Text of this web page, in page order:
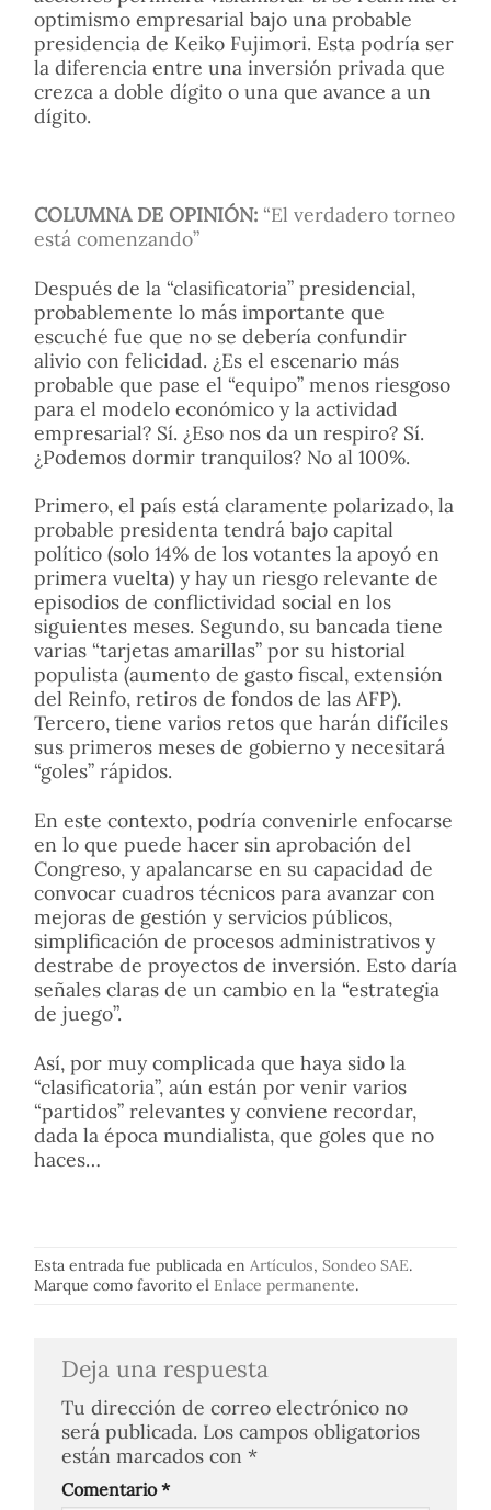
optimismo empresarial bajo una probable
presidencia de Keiko Fujimori. Esta podría ser
la diferencia entre una inversión privada que
crezca a doble dígito o una que avance a un
dígito.
COLUMNA DE OPINIÓN: “El verdadero torneo
está comenzando”
Después de la “clasificatoria” presidencial,
probablemente lo más importante que
escuché fue que no se debería confundir
alivio con felicidad. ¿Es el escenario más
probable que pase el “equipo” menos riesgoso
para el modelo económico y la actividad
empresarial? Sí. ¿Eso nos da un respiro? Sí.
¿Podemos dormir tranquilos? No al 100%.
Primero, el país está claramente polarizado, la
probable presidenta tendrá bajo capital
político (solo 14% de los votantes la apoyó en
primera vuelta) y hay un riesgo relevante de
episodios de conflictividad social en los
siguientes meses. Segundo, su bancada tiene
varias “tarjetas amarillas” por su historial
populista (aumento de gasto fiscal, extensión
del Reinfo, retiros de fondos de las AFP).
Tercero, tiene varios retos que harán difíciles
sus primeros meses de gobierno y necesitará
“goles” rápidos.
En este contexto, podría convenirle enfocarse
en lo que puede hacer sin aprobación del
Congreso, y apalancarse en su capacidad de
convocar cuadros técnicos para avanzar con
mejoras de gestión y servicios públicos,
simplificación de procesos administrativos y
destrabe de proyectos de inversión. Esto daría
señales claras de un cambio en la “estrategia
de juego”.
Así, por muy complicada que haya sido la
“clasificatoria”, aún están por venir varios
“partidos” relevantes y conviene recordar,
dada la época mundialista, que goles que no
haces…
Esta entrada fue publicada en Artículos, Sondeo SAE.
Marque como favorito el Enlace permanente.
Deja una respuesta
Tu dirección de correo electrónico no
será publicada. Los campos obligatorios
están marcados con *
Comentario*